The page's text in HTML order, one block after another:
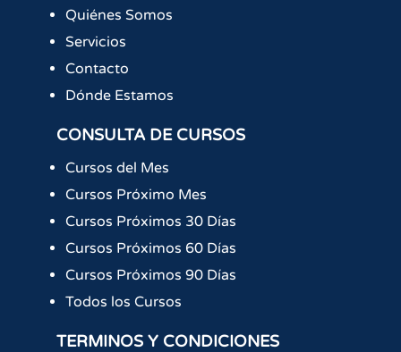
Quiénes Somos
Servicios
Contacto
Dónde Estamos
CONSULTA DE CURSOS
Cursos del Mes
Cursos Próximo Mes
Cursos Próximos 30 Días
Cursos Próximos 60 Días
Cursos Próximos 90 Días
Todos los Cursos
TERMINOS Y CONDICIONES